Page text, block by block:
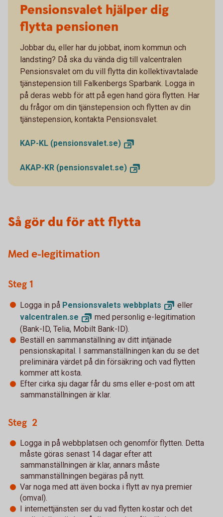
Pensionsvalet hjälper dig
flytta pensionen
Jobbar du, eller har du jobbat, inom kommun och
landsting? Då ska du vända dig till valcentralen
Pensionsvalet om du vill flytta din kollektivavtalade
tjänstepension till Falkenbergs Sparbank. Logga in
på deras webb för att på egen hand göra flytten. Har
du frågor om din tjänstepension och flytten av din
tjänstepension, kontakta Pensionsvalet.
KAP-KL (pensionsvalet.se)
AKAP-KR (pensionsvalet.se)
Så gör du för att flytta
Med e-legitimation
Steg 1
Logga in på Pensionsvalets webbplats
eller
valcentralen.se
med personlig e-legitimation
(Bank-ID, Telia, Mobilt Bank-ID).
Beställ en sammanställning av ditt intjänade
pensionskapital. I sammanställningen kan du se det
preliminära värdet på din försäkring och vad flytten
kommer att kosta.
Efter cirka sju dagar får du sms eller e-post om att
sammanställningen är klar.
Steg 2
Logga in på webbplatsen och genomför flytten. Detta
måste göras senast 14 dagar efter att
sammanställningen är klar, annars måste
sammanställningen begäras på nytt.
Var noga med att även bocka i flytt av nya premier
(omval).
I internettjänsten ser du vad flytten kostar och det